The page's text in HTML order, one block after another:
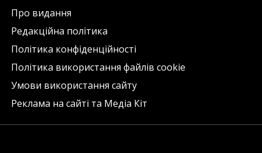
Про видання
Редакційна політика
Політика конфіденційності
Політика використання файлів cookie
Умови використання сайту
Реклама на сайті та Медіа Кіт